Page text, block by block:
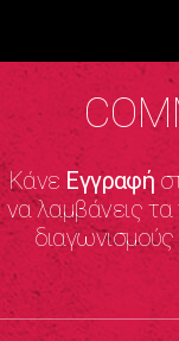
Κάνε Εγγραφή
να λαμβάνεις